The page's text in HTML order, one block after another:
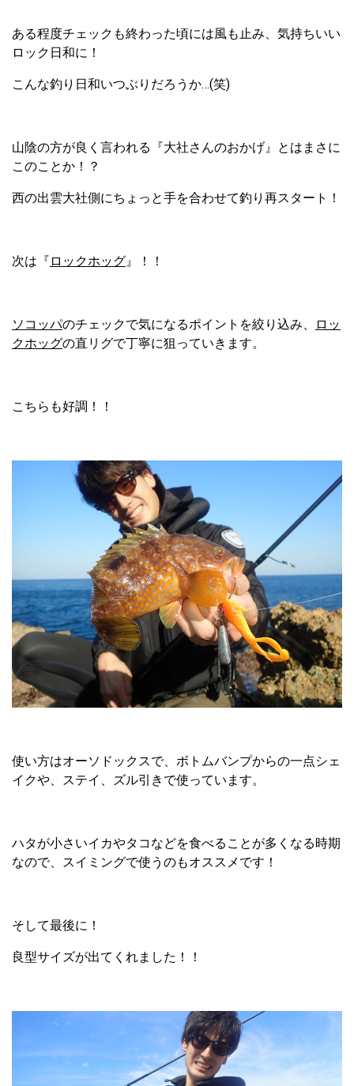
ある程度チェックも終わった頃には風も止み、気持ちいい
ロック日和に！
こんな釣り日和いつぶりだろうか…(笑)
山陰の方が良く言われる『大社さんのおかげ』とはまさに
このことか！？
西の出雲大社側にちょっと手を合わせて釣り再スタート！
次は『 ロックホッグ 』！！
ソコッパのチェックで気になるポイントを絞り込み、
ロッ
クホッグの直リグで丁寧に狙っていきます。
こちらも好調！！
使い方はオーソドックスで、ボトムバンプからの一点シェ
イクや、ステイ、ズル引きで使っています。
ハタが小さいイカやタコなどを食べることが多くなる時期
なので、スイミングで使うのもオススメです！
そして最後に！
良型サイズが出てくれました！！